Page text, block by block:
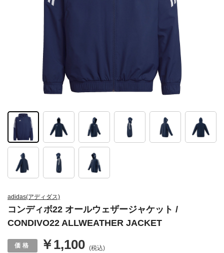
adidas(アディダス)
コンディボ22 オールウェザージャケット /
CONDIVO22 ALLWEATHER JACKET
￥1,100 (税込)